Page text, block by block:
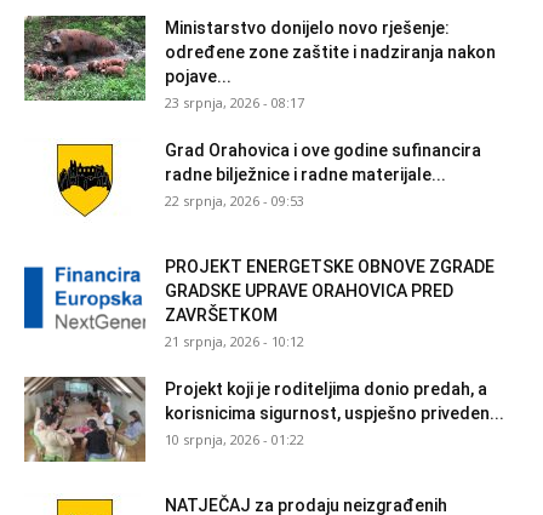
Ministarstvo donijelo novo rješenje:
određene zone zaštite i nadziranja nakon
pojave...
23 srpnja, 2026 - 08:17
Grad Orahovica i ove godine sufinancira
radne bilježnice i radne materijale...
22 srpnja, 2026 - 09:53
PROJEKT ENERGETSKE OBNOVE ZGRADE
GRADSKE UPRAVE ORAHOVICA PRED
ZAVRŠETKOM
21 srpnja, 2026 - 10:12
Projekt koji je roditeljima donio predah, a
korisnicima sigurnost, uspješno priveden...
10 srpnja, 2026 - 01:22
NATJEČAJ za prodaju neizgrađenih